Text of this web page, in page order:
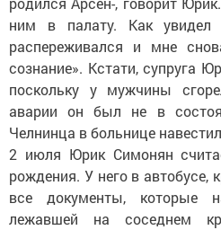
ним в палату. Как увидел
распереживался и мне
сознание». Кстати, супруга
поскольку у мужчины
аварии он был не в
Челнинца в больнице
2 июля Юрик Симонян
рождения. У него в автобусе,
все документы, которые
лежавшей на соседнем